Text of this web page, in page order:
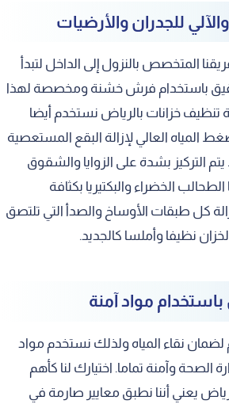
للجدران والأرضيات
المتخصص بالنزول إلى الداخل لتبدأ
باستخدام فرش خشنة ومخصصة لهذا
خزانات بالرياض نستخدم أيضا
العالي لإزالة البقع المستعصية
التركيز بشدة على الزوايا والشقوق
الخضراء والبكتيريا بكثافة
كل طبقات الأوساخ والصدأ التي تلتصق
نظيفا وأملسا كالجديد.
مواد آمنة
لضمان نقاء المياه ولذلك نستخدم مواد
وآمنة تماما. اختيارك لنا كأهم
يعني أننا نطبق معايير صارمة في